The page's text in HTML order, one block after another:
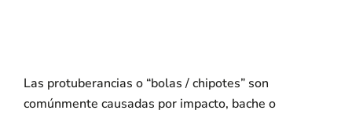
Las protuberancias o “bolas / chipotes” son
comúnmente causadas por impacto, bache o